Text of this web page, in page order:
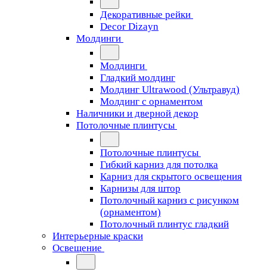
Декоративные рейки
Decor Dizayn
Молдинги
Молдинги
Гладкий молдинг
Молдинг Ultrawood (Ультравуд)
Молдинг с орнаментом
Наличники и дверной декор
Потолочные плинтусы
Потолочные плинтусы
Гибкий карниз для потолка
Карниз для скрытого освещения
Карнизы для штор
Потолочный карниз с рисунком
(орнаментом)
Потолочный плинтус гладкий
Интерьерные краски
Освещение